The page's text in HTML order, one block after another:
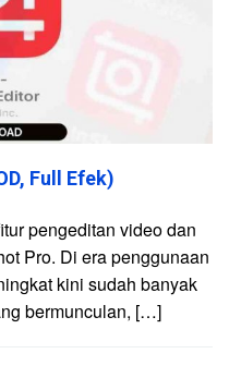
Full Efek)
pengeditan video dan
Pro. Di era penggunaan
kini sudah banyak
bermunculan, […]